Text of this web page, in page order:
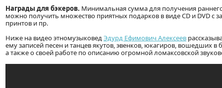
Награды для бэкеров. Минимальная сумма для получения
можно получить множество приятных подарков в виде CD и DVD с
принтов и пр.
Ниже на видео этномузыковедЭдурд Ефимович Алексеев
ему записей песен и танцев якутов, эвенков, юкагиров, вошедших в
а также о своей работе по описанию огромной ломаксовской